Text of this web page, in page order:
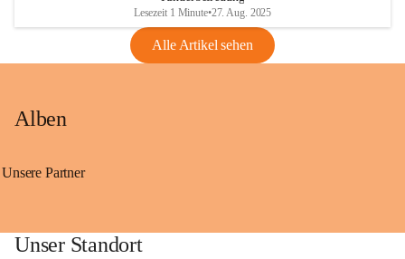
Lesezeit 1 Minute•27. Aug. 2025
Alle Artikel sehen
Alben
Unsere Partner
Unser Standort